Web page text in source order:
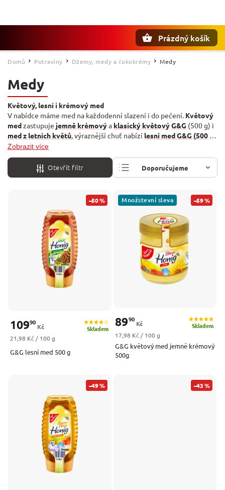
Prázdný košík
Domů / Potraviny / Džemy, medy a čokokrémy / Medy
Medy
Květový, lesní i krémový med
V nabídce máme med na každodenní slazení i do pečení. Květový
medzastupuje jemně krémovýa klasický květovýG&G (500 g) i
med z letních květů, výraznější chuť nabízí lesní med G&G (500 g)
Pro děti je praktický
g)a kdo hledá BIO, sáhne pofarmářském tekutém meduEdeka
Zobrazit více
Doporučujeme
Nejprodávanější
Abecedně
Otevřít filtr
–50 %
G&G lesní med 500 g
Skladem
10990
Kč
Měrná cena:
21,98 Kč / 100 g
Množstevní sleva –59 %
G&G květový med jemně krémový
500g
Skladem
8990
Kč
Měrná cena:
17,98 Kč / 100 g
–49 % –43 %